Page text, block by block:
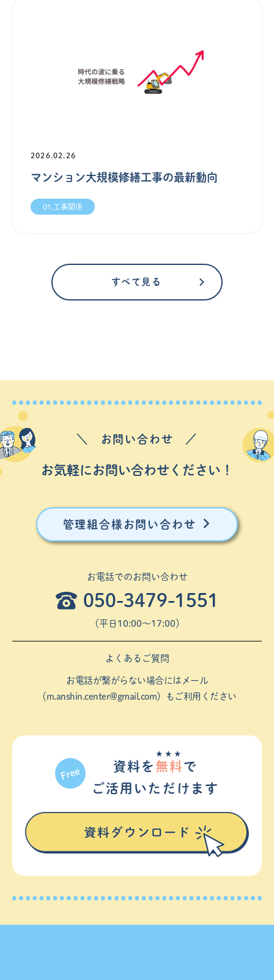
2026.02.26
マンション大規模修繕工事の最新動向
01.工事関係
すべて見る
＼ お問い合わせ ／
お気軽にお問い合わせください！
管理組合様お問い合わせ
お電話でのお問い合わせ
050-3479-1551
（平⽇10:00〜17:00）
よくあるご質問
お電話が繋がらない場合にはメール
（m.anshin.center@gmail.com）もご利用ください
資料を 無料
★★★
で
ご活⽤いただけます